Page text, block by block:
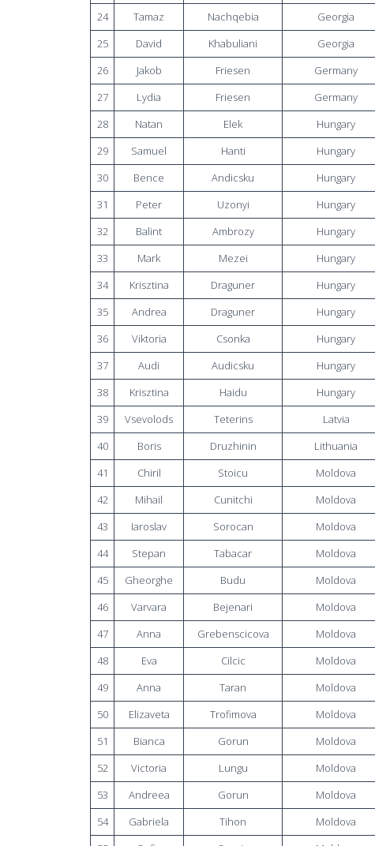
24
Tamaz Nachqebia Georgia
25
David Khabuliani Georgia
26
Jakob Friesen Germany
27
Lydia Friesen Germany
28
Natan Elek Hungary
29
Samuel Hanti Hungary
30
Bence Andicsku Hungary
31
Peter Uzonyi Hungary
32
Balint Ambrozy Hungary
33
Mark Mezei Hungary
34
Krisztina Draguner Hungary
35
Andrea Draguner Hungary
36
Viktoria Csonka Hungary
37
Audi Audicsku Hungary
38
Krisztina Haidu Hungary
39
Vsevolods Teterins Latvia
40
Boris Druzhinin Lithuania
41
Chiril Stoicu Moldova
42
Mihail Cunitchi Moldova
43
Iaroslav Sorocan Moldova
44
Stepan Tabacar Moldova
45
Gheorghe Budu Moldova
46
Varvara Bejenari Moldova
47
Anna Grebenscicova Moldova
48
Eva Cilcic Moldova
49
Anna Taran Moldova
50
Elizaveta Trofimova Moldova
51
Bianca Gorun Moldova
52
Victoria Lungu Moldova
53
Andreea Gorun Moldova
54
Gabriela Tihon Moldova